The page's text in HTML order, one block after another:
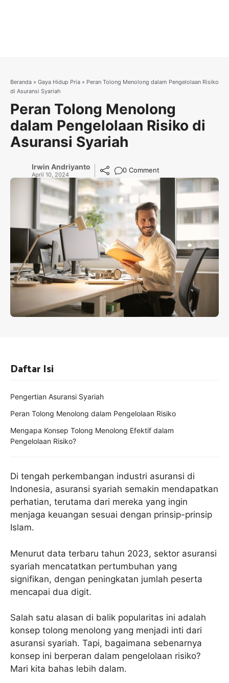
Beranda » Gaya Hidup Pria » Peran Tolong Menolong dalam Pengelolaan Risiko
di Asuransi Syariah
Peran Tolong Menolong
dalam Pengelolaan Risiko di
Asuransi Syariah
Irwin Andriyanto
April 10, 2024
0 Comment
Di tengah perkembangan industri asuransi di
Indonesia, asuransi syariah semakin mendapatkan
perhatian, terutama dari mereka yang ingin
menjaga keuangan sesuai dengan prinsip-prinsip
Islam.
Menurut data terbaru tahun 2023, sektor asuransi
syariah mencatatkan pertumbuhan yang
signifikan, dengan peningkatan jumlah peserta
mencapai dua digit.
Salah satu alasan di balik popularitas ini adalah
konsep tolong menolong yang menjadi inti dari
asuransi syariah. Tapi, bagaimana sebenarnya
konsep ini berperan dalam pengelolaan risiko?
Mari kita bahas lebih dalam.
Daftar Isi
Pengertian Asuransi Syariah
Peran Tolong Menolong dalam Pengelolaan Risiko
Mengapa Konsep Tolong Menolong Efektif dalam
Pengelolaan Risiko?